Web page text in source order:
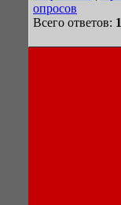
опросов
Всего ответов: